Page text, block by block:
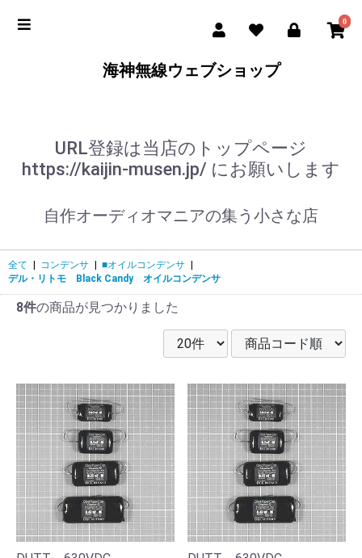
0
海神無線ウェブショップ
URL登録は当店のトップページ
https://kaijin-musen.jp/ にお願いします
自作オーディオマニアの集う小さな店
全て コンデンサ ■オイルコンデンサ
デル・リトモ Black Candy オイルコンデンサ
8件の商品が見つかりました